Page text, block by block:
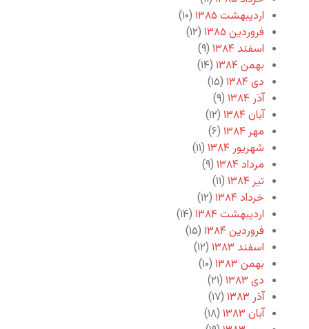
اردیبهشت ۱۳۸۵
(۱۰)
فروردین ۱۳۸۵
(۱۲)
اسفند ۱۳۸۴
(۹)
بهمن ۱۳۸۴
(۱۴)
دی ۱۳۸۴
(۱۵)
آذر ۱۳۸۴
(۹)
آبان ۱۳۸۴
(۱۲)
مهر ۱۳۸۴
(۶)
شهریور ۱۳۸۴
(۱۱)
مرداد ۱۳۸۴
(۹)
تیر ۱۳۸۴
(۱۱)
خرداد ۱۳۸۴
(۱۲)
اردیبهشت ۱۳۸۴
(۱۴)
فروردین ۱۳۸۴
(۱۵)
اسفند ۱۳۸۳
(۱۲)
بهمن ۱۳۸۳
(۱۰)
دی ۱۳۸۳
(۲۱)
آذر ۱۳۸۳
(۱۷)
آبان ۱۳۸۳
(۱۸)